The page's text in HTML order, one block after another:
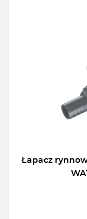
Łapacz